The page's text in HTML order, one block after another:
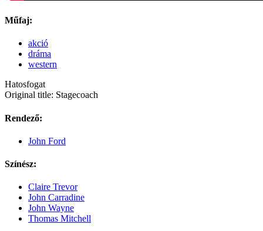
Műfaj:
akció
dráma
western
Hatosfogat
Original title: Stagecoach
Rendező:
John Ford
Színész:
Claire Trevor
John Carradine
John Wayne
Thomas Mitchell